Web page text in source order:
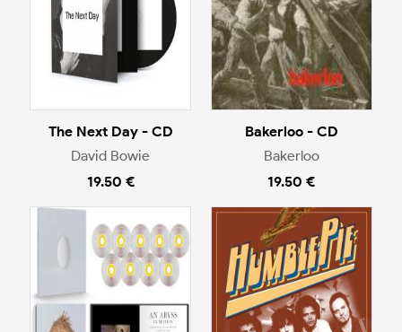
The Next Day - CD
David Bowie
19.50 €
Bakerloo - CD
Bakerloo
19.50 €